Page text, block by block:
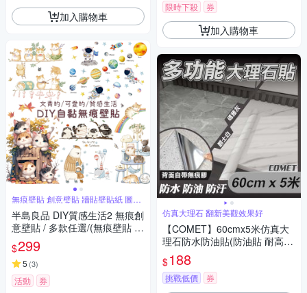
加入購物車
無痕壁貼 創意璧貼 牆貼壁貼紙 圖案
豐富
半島良品 DIY質感生活2 無痕創
意壁貼 / 多款任選/(無痕壁貼 牆
貼 壁貼紙 創意璧貼)
$299
5 (3)
活動 券
限時下殺 券
加入購物車
仿真大理石 翻新美觀效果好
【COMET】60cmx5米仿真大
理石防水防油貼(防油貼 耐高溫
牆紙 廚房壁貼 自黏壁貼/TA)
$188
挑戰低價 券